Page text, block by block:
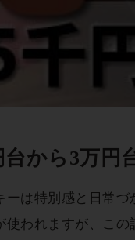
から3万円
は特別感と日常
われますが、こ